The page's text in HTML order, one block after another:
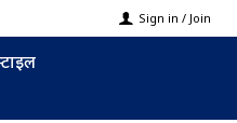
Sign in / Join